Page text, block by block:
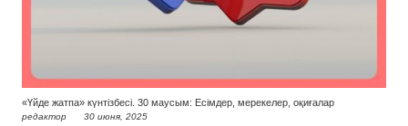
«Үйде жатпа» күнтізбесі. 30 маусым: Есімдер, мерекелер, оқиғалар
редактор 30 июня, 2025